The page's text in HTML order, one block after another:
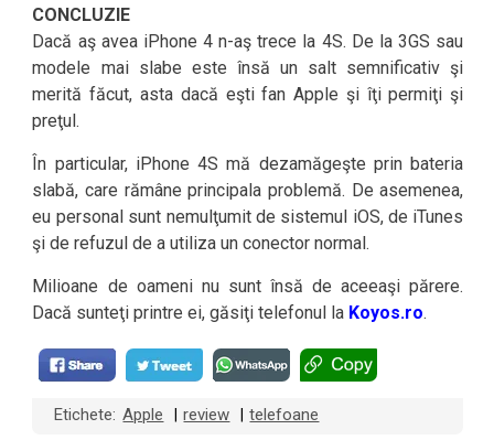
CONCLUZIE
Dacă aş avea iPhone 4 n-aş trece la 4S. De la 3GS sau
modele mai slabe este însă un salt semnificativ şi
merită făcut, asta dacă eşti fan Apple şi îţi permiţi şi
preţul.
În particular, iPhone 4S mă dezamăgeşte prin bateria
slabă, care rămâne principala problemă. De asemenea,
eu personal sunt nemulţumit de sistemul iOS, de iTunes
şi de refuzul de a utiliza un conector normal.
Milioane de oameni nu sunt însă de aceeaşi părere.
Dacă sunteţi printre ei, găsiţi telefonul la Koyos.ro.
Etichete: Apple review telefoane